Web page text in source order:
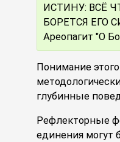
ИСТИНУ: ВСЁ
БОРЕТСЯ ЕГО
Ареопагит "О
Понимание
глубинные
Рефлекторные
единения могут